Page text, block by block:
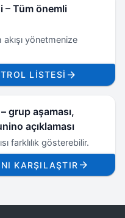
Tüm önemli
yönetmenize
LISTESI
grup aşaması,
açıklaması
farklılık gösterebilir.
KARŞILAŞTIR